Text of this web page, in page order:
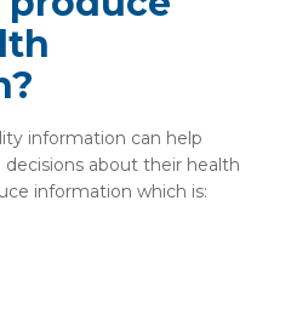
information can help
about their health
information which is: